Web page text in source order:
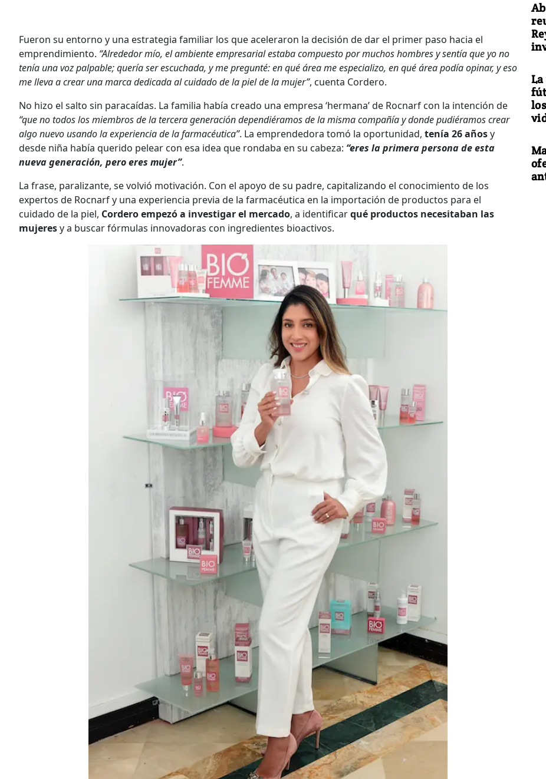
Fueron su entorno y una estrategia familiar los que aceleraron la decisión de dar el primer paso hacia el
emprendimiento. “Alrededor mío, el ambiente empresarial estaba compuesto por muchos hombres y sentía que yo no
tenía una voz palpable; quería ser escuchada, y me pregunté: en qué área me especializo, en qué área podía opinar, y eso
me lleva a crear una marca dedicada al cuidado de la piel de la mujer”, cuenta Cordero.
No hizo el salto sin paracaídas. La familia había creado una empresa ‘hermana’ de Rocnarf con la intención de
“que no todos los miembros de la tercera generación dependiéramos de la misma compañía y donde pudiéramos crear
algo nuevo usando la experiencia de la farmacéutica”. La emprendedora tomó la oportunidad, tenía 26 añosy
desde niña había querido pelear con esa idea que rondaba en su cabeza: “eres la primera persona de esta
nueva generación, pero eres mujer”.
La frase, paralizante, se volvió motivación. Con el apoyo de su padre, capitalizando el conocimiento de los
expertos de Rocnarf y una experiencia previa de la farmacéutica en la importación de productos para el
cuidado de la piel, Cordero empezó a investigar el mercado, a identificarqué productos necesitaban las
mujeresy a buscar fórmulas innovadoras con ingredientes bioactivos.